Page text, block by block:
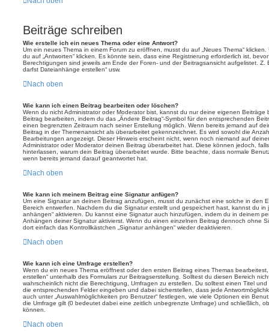
Beiträge schreiben
Wie erstelle ich ein neues Thema oder eine Antwort?
Um ein neues Thema in einem Forum zu eröffnen, musst du auf „Neues Thema“
du auf „Antworten“ klicken. Es könnte sein, dass eine Registrierung erforderlich ist,
Berechtigungen sind jeweils am Ende der Foren- und der Beitragsansicht aufgelistet. Z.
darfst Dateianhänge erstellen“ usw.
Nach oben
Wie kann ich einen Beitrag bearbeiten oder löschen?
Wenn du nicht Administrator oder Moderator bist, kannst du nur deine eigenen
Beitrag bearbeiten, indem du das „Ändere Beitrag“-Symbol für den entsprechenden
einen begrenzten Zeitraum nach seiner Erstellung möglich. Wenn bereits jemand auf
Beitrag in der Themenansicht als überarbeitet gekennzeichnet. Es wird sowohl die
Bearbeitungen angezeigt. Dieser Hinweis erscheint nicht, wenn noch niemand auf
Administrator oder Moderator deinen Beitrag überarbeitet hat. Diese können jedoch,
hinterlassen, warum dein Beitrag überarbeitet wurde. Bitte beachte, dass normale
wenn bereits jemand darauf geantwortet hat.
Nach oben
Wie kann ich meinem Beitrag eine Signatur anfügen?
Um eine Signatur an deinen Beitrag anzufügen, musst du zunächst eine solche in den
Bereich entwerfen. Nachdem du die Signatur erstellt und gespeichert hast, kannst du in
anhängen“ aktivieren. Du kannst eine Signatur auch hinzufügen, indem du in deinem
Anhängen deiner Signatur aktivierst. Wenn du einen einzelnen Beitrag dennoch ohne
dort einfach das Kontrollkästchen „Signatur anhängen“ wieder deaktivieren.
Nach oben
Wie kann ich eine Umfrage erstellen?
Wenn du ein neues Thema eröffnest oder den ersten Beitrag eines Themas
erstellen“ unterhalb des Formulars zur Beitragserstellung. Solltest du diesen Bereich
wahrscheinlich nicht die Berechtigung, Umfragen zu erstellen. Du solltest einen Titel
die entsprechenden Felder eingeben und dabei sicherstellen, dass jede
auch unter „Auswahlmöglichkeiten pro Benutzer“ festlegen, wie viele Optionen ein
die Umfrage gilt (0 bedeutet dabei eine zeitlich unbegrenzte Umfrage) und schließlich,
können.
Nach oben